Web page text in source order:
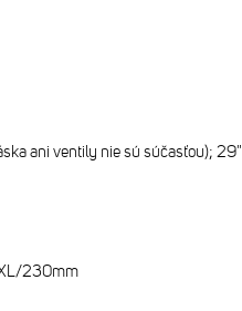
ani ventily nie sú súčasťou); 29"
230mm